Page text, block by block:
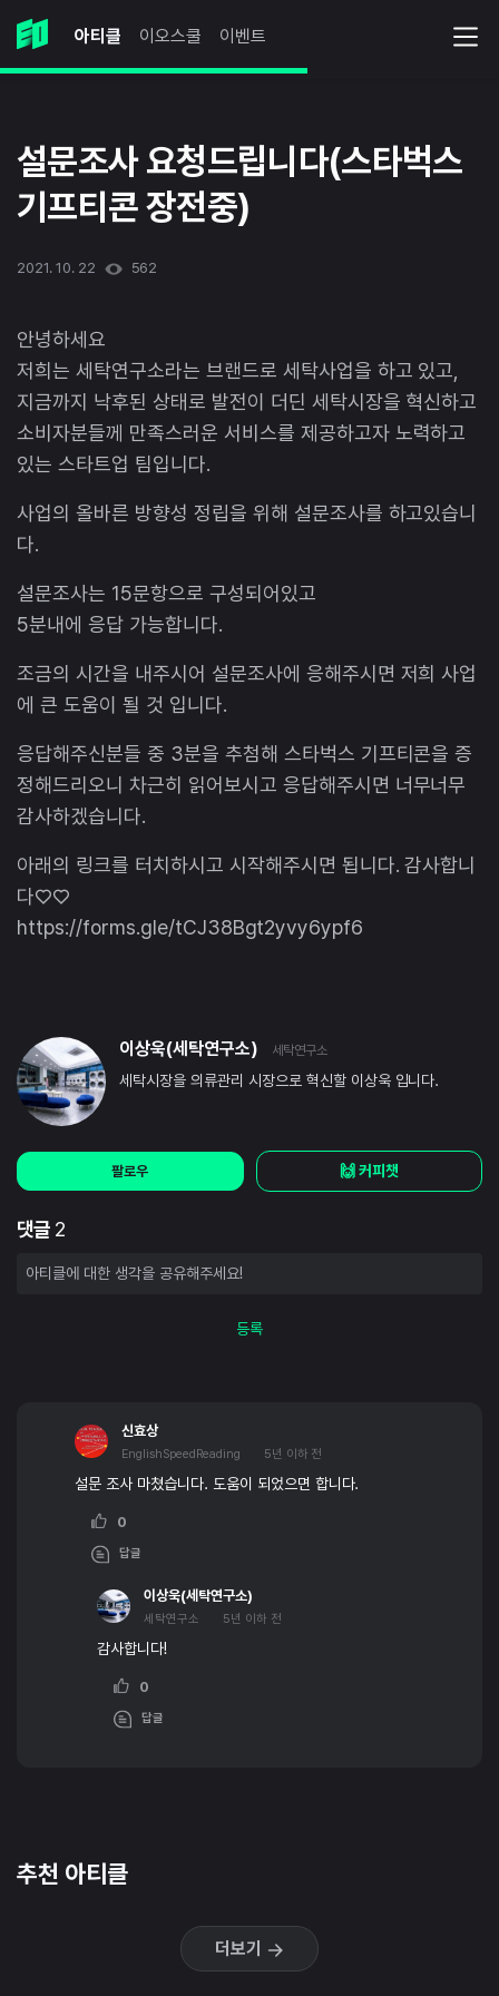
아티클 이오스쿨 이벤트
설문조사 요청드립니다(스타벅스
기프티콘 장전중)
2021. 10. 22 562
안녕하세요
저희는 세탁연구소라는 브랜드로 세탁사업을 하고 있고,
지금까지 낙후된 상태로 발전이 더딘 세탁시장을 혁신하고
소비자분들께 만족스러운 서비스를 제공하고자 노력하고
있는 스타트업 팀입니다.
사업의 올바른 방향성 정립을 위해 설문조사를 하고있습니
다.
설문조사는 15문항으로 구성되어있고
5분내에 응답 가능합니다.
조금의 시간을 내주시어 설문조사에 응해주시면 저희 사업
에 큰 도움이 될 것 입니다.
응답해주신분들 중 3분을 추첨해 스타벅스 기프티콘을 증
정해드리오니 차근히 읽어보시고 응답해주시면 너무너무
감사하겠습니다.
아래의 링크를 터치하시고 시작해주시면 됩니다. 감사합니
다♡♡
https://forms.gle/tCJ38Bgt2yvy6ypf6
이상욱(세탁연구소) 세탁연구소
세탁시장을 의류관리 시장으로 혁신할 이상욱 입니다.
팔로우 🙌 커피챗
댓글 2
등록
신효상
EnglishSpeedReading 5년 이하 전
설문 조사 마쳤습니다. 도움이 되었으면 합니다.
0
답글
이상욱(세탁연구소)
세탁연구소 5년 이하 전
감사합니다!
0
답글
추천 아티클
더보기